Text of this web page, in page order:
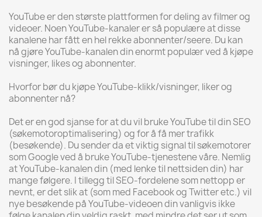
YouTube er den største plattformen for deling av filmer og
videoer. Noen YouTube-kanaler er så populære at disse
kanalene har fått en hel rekke abonnenter/seere. Du kan
nå gjøre YouTube-kanalen din enormt populær ved å kjøpe
visninger, likes og abonnenter.
Hvorfor bør du kjøpe YouTube-klikk/visninger, liker og
abonnenter nå?
Det er en god sjanse for at du vil bruke YouTube til din SEO
(søkemotoroptimalisering) og for å få mer trafikk
(besøkende). Du sender da et viktig signal til søkemotorer
som Google ved å bruke YouTube-tjenestene våre. Nemlig
at YouTube-kanalen din (med lenke til nettsiden din) har
mange følgere. I tillegg til SEO-fordelene som nettopp er
nevnt, er det slik at (som med Facebook og Twitter etc.) vil
nye besøkende på YouTube-videoen din vanligvis ikke